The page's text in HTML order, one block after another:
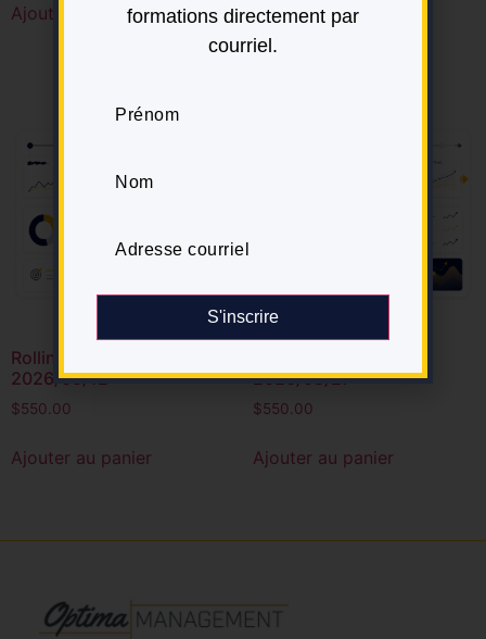
Ajouter au panier
Ajouter au panier
Rolling Forecast –
2026/05/12
$550.00
Ajouter au panier
2026/08/27
$550.00
Ajouter au panier
formations directement par
courriel.
S'inscrire